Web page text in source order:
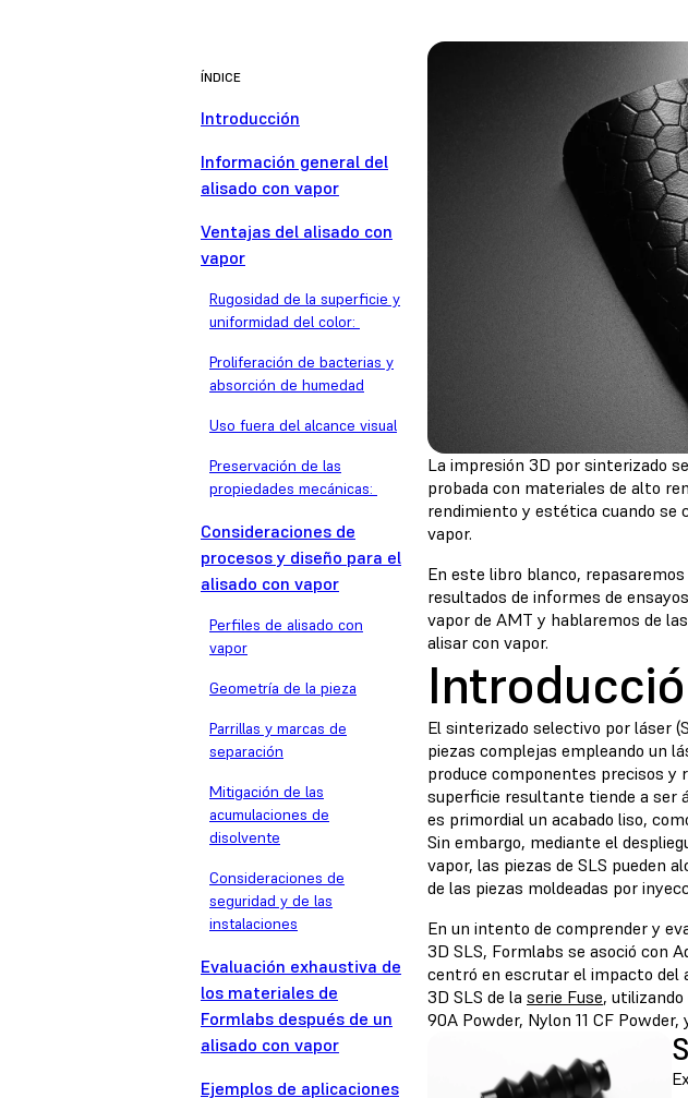
ÍNDICE
Introducción
Información general del
alisado con vapor
Ventajas del alisado con
vapor
Rugosidad de la superficie y
uniformidad del color:
Proliferación de bacterias y
absorción de humedad
Uso fuera del alcance visual
Preservación de las
propiedades mecánicas:
Consideraciones de
procesos y diseño para el
alisado con vapor
Perfiles de alisado con
vapor
Geometría de la pieza
Parrillas y marcas de
separación
Mitigación de las
acumulaciones de
disolvente
Consideraciones de
seguridad y de las
instalaciones
Evaluación exhaustiva de
los materiales de
Formlabs después de un
alisado con vapor
Ejemplos de aplicaciones
La impresión 3D por sinterizado
probada con materiales de alto
rendimiento y estética cuando se
vapor.
En este libro blanco,
resultados de informes de
vapor de AMT y hablaremos de
alisar con vapor.
El sinterizado selectivo por láser
piezas complejas empleando un
produce componentes precisos y
superficie resultante tiende a ser
es primordial un acabado liso,
Sin embargo, mediante el
vapor, las piezas de SLS pueden
de las piezas moldeadas por
En un intento de comprender y
3D SLS, Formlabs se asoció con
centró en escrutar el impacto del
3D SLS de la serie Fuse,
90A Powder, Nylon 11 CF Powder,